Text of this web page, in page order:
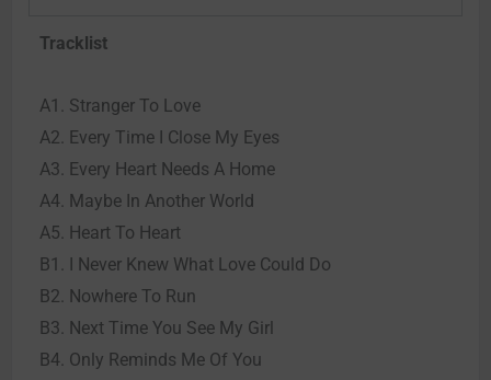
Tracklist
A1. Stranger To Love
A2. Every Time I Close My Eyes
A3. Every Heart Needs A Home
A4. Maybe In Another World
A5. Heart To Heart
B1. I Never Knew What Love Could Do
B2. Nowhere To Run
B3. Next Time You See My Girl
B4. Only Reminds Me Of You